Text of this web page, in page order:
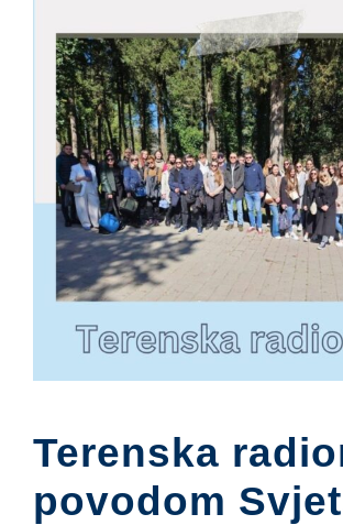
Terenska
povodom